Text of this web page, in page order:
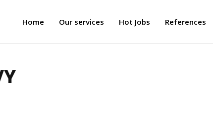
Home Our services Hot Jobs References